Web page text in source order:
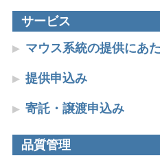
サービス
マウス系統の提供にあ
提供申込み
寄託・譲渡申込み
品質管理